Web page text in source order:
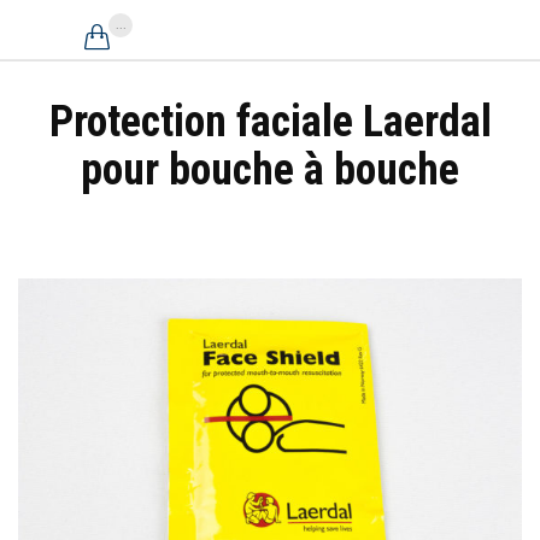

Protection faciale Laerdal
pour bouche à bouche